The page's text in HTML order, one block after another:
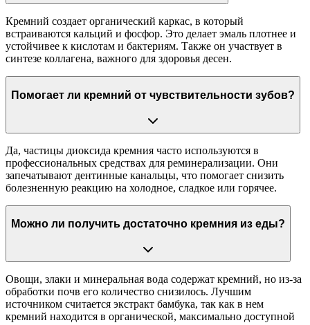
Кремний создает органический каркас, в который
встраиваются кальций и фосфор. Это делает эмаль плотнее и
устойчивее к кислотам и бактериям. Также он участвует в
синтезе коллагена, важного для здоровья десен.
Помогает ли кремний от чувствительности зубов?
Да, частицы диоксида кремния часто используются в
профессиональных средствах для реминерализации. Они
запечатывают дентинные канальцы, что помогает снизить
болезненную реакцию на холодное, сладкое или горячее.
Можно ли получить достаточно кремния из еды?
Овощи, злаки и минеральная вода содержат кремний, но из-за
обработки почв его количество снизилось. Лучшим
источником считается экстракт бамбука, так как в нем
кремний находится в органической, максимально доступной